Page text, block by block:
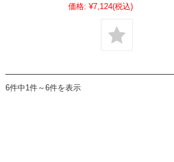
価格: ¥7,124(税込)
6件中1件～6件を表示